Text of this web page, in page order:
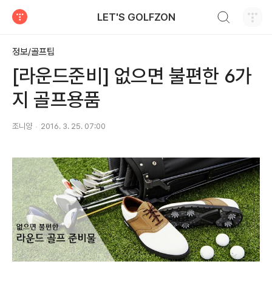
LET'S GOLFZON
정보/골프팁
[라운드준비] 없으면 불편한 6가
지 골프용품
조니양 2016. 3. 25. 07:00